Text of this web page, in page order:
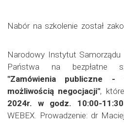
Nabór na szkolenie został
Narodowy Instytut Samorządu
Państwa na bezpłatne
"Zamówienia publiczne
możliwością negocjacji",
2024r. w godz. 10:00-11:30
WEBEX. Prowadzenie: dr